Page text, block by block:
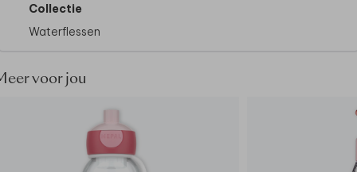
- Vaatwasserbestending
- Met één druk op de knop komt de drinktuit omhoog
Collectie
Waterflessen
voor jou